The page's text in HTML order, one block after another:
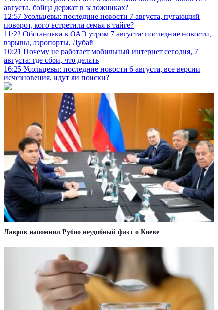
августа, бойца держат в заложниках?
12:57 Усольцевы: последние новости 7 августа, пугающий
поворот, кого встретила семья в тайге?
11:22 Обстановка в ОАЭ утром 7 августа: последние новости,
взрывы, аэропорты, Дубай
10:21 Почему не работает мобильный интернет сегодня, 7
августа: где сбои, что делать
16:25 Усольцевы: последние новости 6 августа, все версии
исчезновения, идут ли поиски?
Лавров напомнил Рубио неудобный факт о Киеве